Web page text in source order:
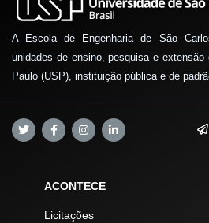
A Escola de Engenharia de São
unidades de ensino, pesquisa e extensão
Paulo (USP), instituição pública e de
ACONTECE
Licitações